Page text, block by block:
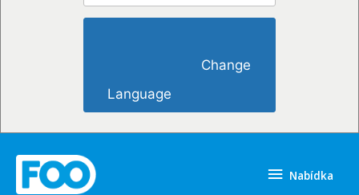
Language
Nabídka